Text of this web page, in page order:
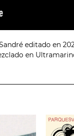
editado en
en